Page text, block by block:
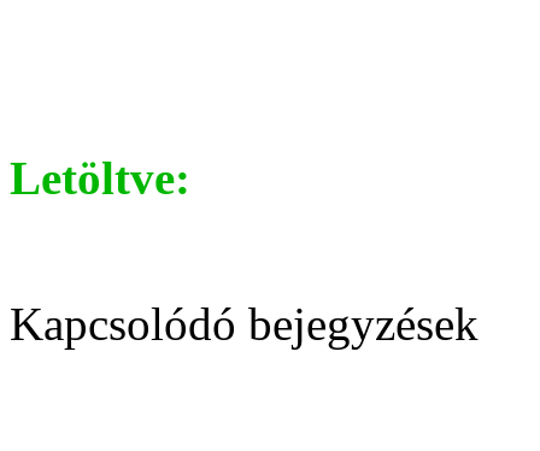
Letöltve:
Kapcsolódó bejegyzések